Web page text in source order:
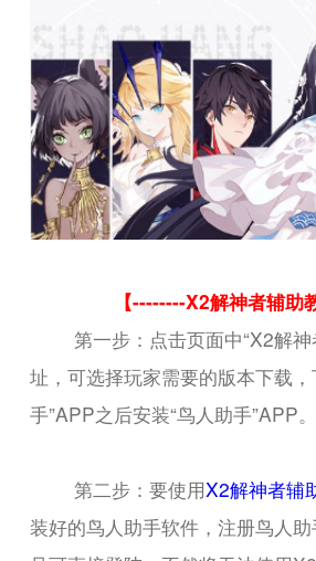
【--------X2解神者辅助
第一步：点击页面中“X2解
址，可选择玩家需要的版本下载，
手”APP之后安装“鸟人助手”APP。
第二步：要使用X2解神者辅
装好的鸟人助手软件，注册鸟人